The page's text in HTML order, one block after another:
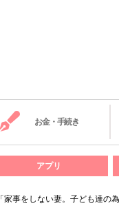
お金・手続き
アプリ
「家事をしない妻。子ども達の